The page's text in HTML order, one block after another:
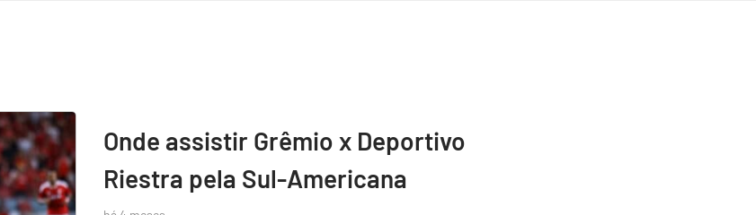
Onde assistir Grêmio x Deportivo
Riestra pela Sul-Americana